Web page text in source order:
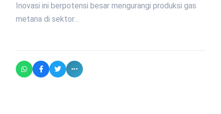
Inovasi ini berpotensi besar mengurangi produksi gas
metana di sektor…